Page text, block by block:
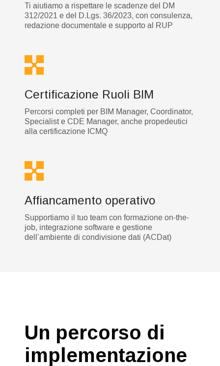
Ti aiutiamo a rispettare le scadenze del DM
312/2021 e del D.Lgs. 36/2023, con consulenza,
redazione documentale e supporto al RUP
Certificazione Ruoli BIM
Percorsi completi per BIM Manager, Coordinator,
Specialist e CDE Manager, anche propedeutici
alla certificazione ICMQ
Affiancamento operativo
Supportiamo il tuo team con formazione on-the-
job, integrazione software e gestione
dell’ambiente di condivisione dati (ACDat)
Un percorso di
implementazione